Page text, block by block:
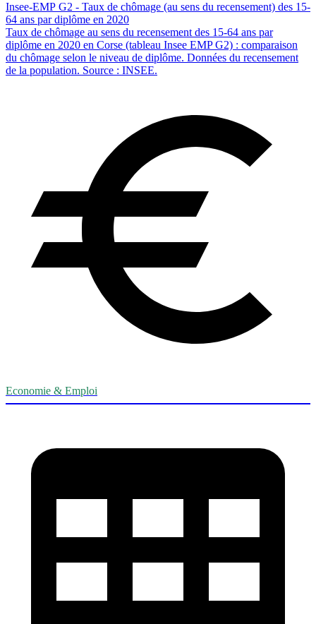
Insee-EMP G2 - Taux de chômage (au sens du recensement) des 15-
64 ans par diplôme en 2020
Taux de chômage au sens du recensement des 15-64 ans par
diplôme en 2020 en Corse (tableau Insee EMP G2) : comparaison
du chômage selon le niveau de diplôme. Données du recensement
de la population. Source : INSEE.
Economie & Emploi